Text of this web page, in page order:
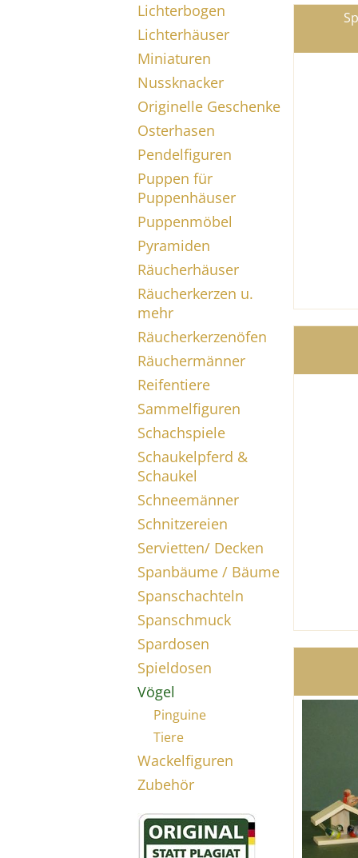
Lichterbogen
Lichterhäuser
Miniaturen
Nussknacker
Originelle Geschenke
Osterhasen
Pendelfiguren
Puppen für
Puppenhäuser
Puppenmöbel
Pyramiden
Räucherhäuser
Räucherkerzen u.
mehr
Räucherkerzenöfen
Räuchermänner
Reifentiere
Sammelfiguren
Schachspiele
Schaukelpferd &
Schaukel
Schneemänner
Schnitzereien
Servietten/ Decken
Spanbäume / Bäume
Spanschachteln
Spanschmuck
Spardosen
Spieldosen
Vögel
Pinguine
Tiere
Wackelfiguren
Zubehör